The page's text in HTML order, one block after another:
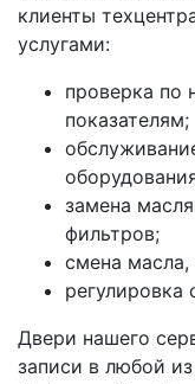
клиенты
услугами:
проверка по
показателям;
замена
фильтров;
смена
регулировка
Двери нашего
записи в любой